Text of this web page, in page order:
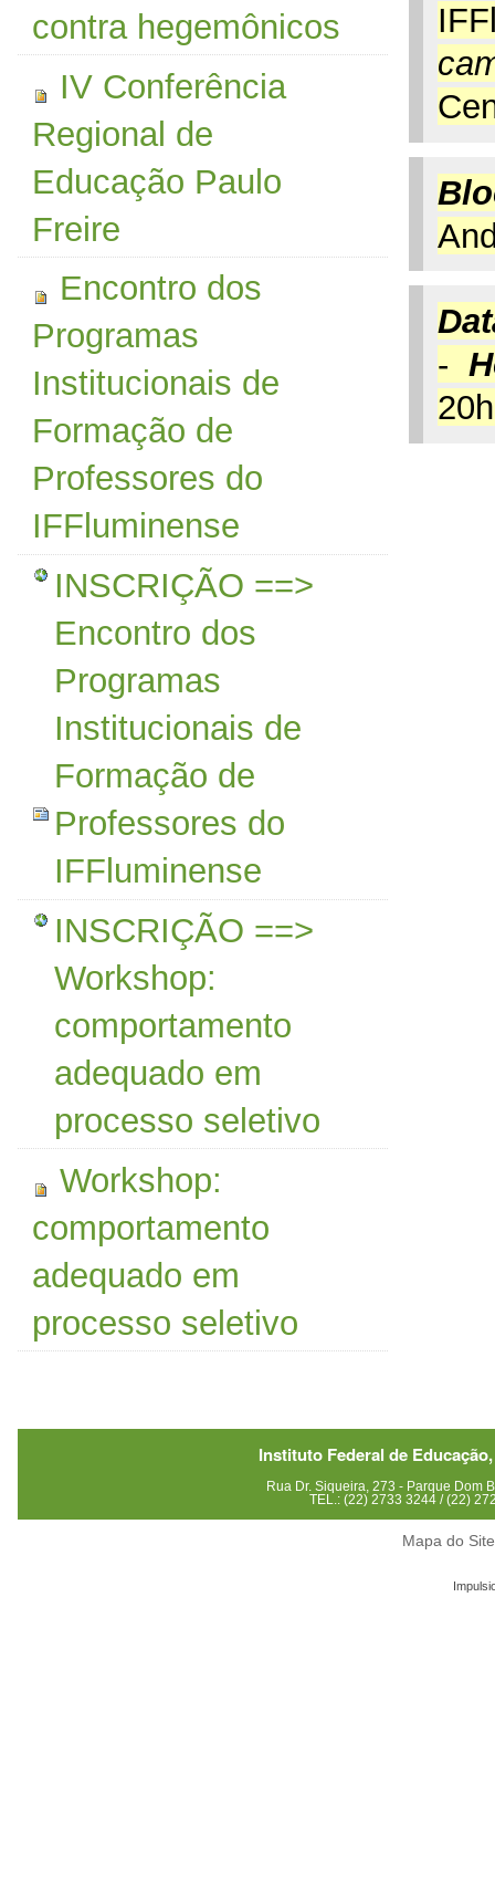
contra hegemônicos
IV Conferência
Regional de
Educação Paulo
Freire
Encontro dos
Programas
Institucionais de
Formação de
Professores do
IFFluminense
INSCRIÇÃO ==>
Encontro dos
Programas
Institucionais de
Formação de
Professores do
IFFluminense
INSCRIÇÃO ==>
Workshop:
comportamento
adequado em
processo seletivo
Workshop:
comportamento
adequado em
processo seletivo
-
Instituto Federal de
Rua Dr. Siqueira, 273 - Parque Dom
TEL.: (22) 2733 3244 / (22)
Mapa do Site